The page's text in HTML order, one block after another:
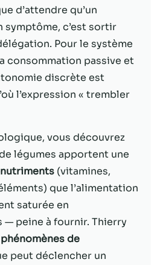
d’attendre qu’un
symptôme, c’est sortir
Pour le système
consommation passive et
discrète est
l’expression « trembler
vous découvrez
légumes apportent une
(vitamines,
que l’alimentation
saturée en
peine à fournir. Thierry
phénomènes de
peut déclencher un
Statistiques
Afin que nous
puissions
améliorer la
fonctionnalité
et la structure
du site Web,
dont le site
Web est
utilisé.
Experience
Afin que notre
site Web
fonctionne
aussi bien que